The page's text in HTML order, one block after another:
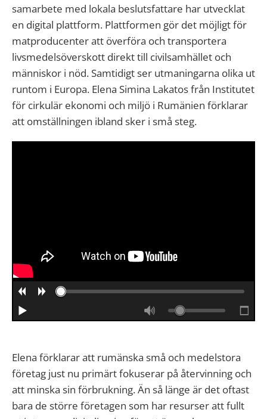
samarbete med lokala beslutsfattare har utvecklat
en digital plattform. Plattformen gör det möjligt för
matproducenter att överföra och transportera
livsmedelsöverskott direkt till civilsamhället och
människor i nöd. Samtidigt ser utmaningarna olika ut
runtom i Europa. Elena Simina Lakatos från Institutet
för cirkulär ekonomi och miljö i Rumänien förklarar
att omställningen ibland sker i små steg.
Elena förklarar att rumänska små och medelstora
företag just nu primärt fokuserar på återvinning och
att minska sin förbrukning. Än så länge är det oftast
bara de större företagen som har resurser att fullt